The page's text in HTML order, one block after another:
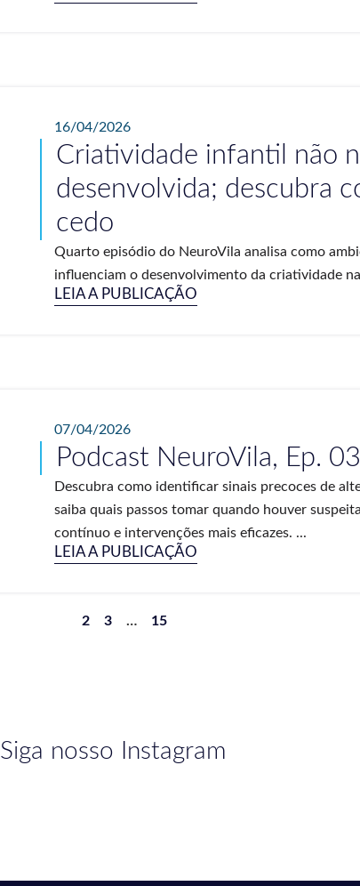
16/04/2026
Criatividade infantil não
desenvolvida; descubra
cedo
Quarto episódio do NeuroVila analisa como
influenciam o desenvolvimento da criatividade
LEIA A PUBLICAÇÃO
07/04/2026
Podcast NeuroVila, Ep.
Descubra como identificar sinais precoces de
saiba quais passos tomar quando houver
contínuo e intervenções mais eficazes. ...
LEIA A PUBLICAÇÃO
2 3 … 15
Siga nosso Instagram